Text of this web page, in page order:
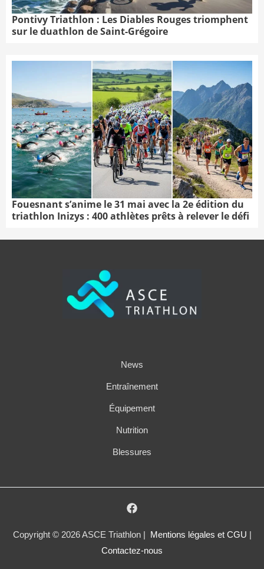
Pontivy Triathlon : Les Diables Rouges triomphent
sur le duathlon de Saint-Grégoire
Fouesnant s’anime le 31 mai avec la 2e édition du
triathlon Inizys : 400 athlètes prêts à relever le défi
News
Entraînement
Équipement
Nutrition
Blessures
Copyright © 2026 ASCE Triathlon | Mentions légales et CGU
Contactez-nous